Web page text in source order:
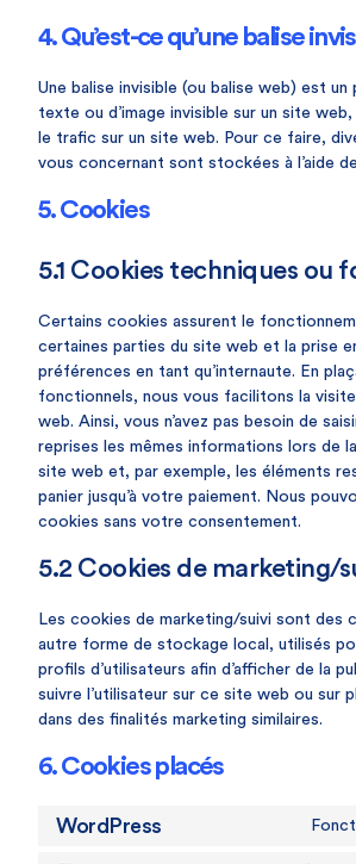
4. Qu’est-ce qu’une balise
Une balise invisible (ou balise web) est
texte ou d’image invisible sur un site
le trafic sur un site web. Pour ce faire,
vous concernant sont stockées à l’aide
5. Cookies
5.1 Cookies techniques ou
Certains cookies assurent le
certaines parties du site web et la prise
préférences en tant qu’internaute. En
fonctionnels, nous vous facilitons la
web. Ainsi, vous n’avez pas besoin de
reprises les mêmes informations lors de
site web et, par exemple, les éléments
panier jusqu’à votre paiement. Nous
cookies sans votre consentement.
5.2 Cookies de marketing/
Les cookies de marketing/suivi sont des
autre forme de stockage local, utilisés
profils d’utilisateurs afin d’afficher de la
suivre l’utilisateur sur ce site web ou sur
dans des finalités marketing similaires.
6. Cookies placés
WordPress